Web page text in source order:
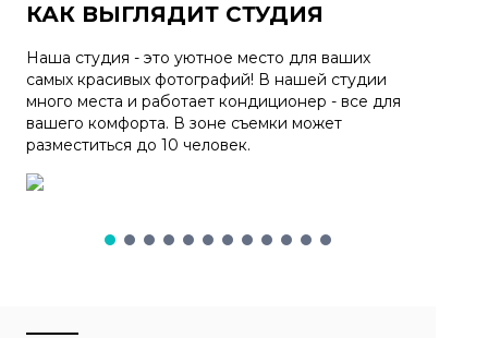
КАК ВЫГЛЯДИТ СТУДИЯ
Наша студия - это уютное место для ваших
самых красивых фотографий! В нашей студии
много места и работает кондиционер - все для
вашего комфорта. В зоне съемки может
разместиться до 10 человек.